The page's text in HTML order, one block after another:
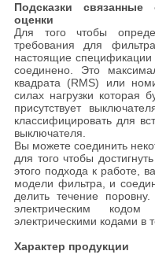
Подсказки
оценки
Для того чтобы
требования для
настоящие
соединено. Это
квадрата (RMS) или
силах нагрузки которая
присутствует
классифицировать для
выключателя.
Вы можете соединить
для того чтобы
этого подхода к работе,
модели фильтра, и
делить течение
электрическим
электрическими кодами в
Характер продукции